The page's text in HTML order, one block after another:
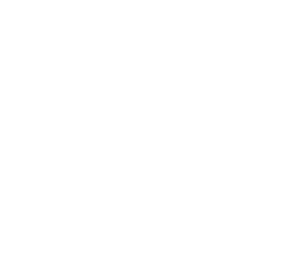
tradicionalnih
kjer so
obrtništva in
delavnicam
popoldan ob